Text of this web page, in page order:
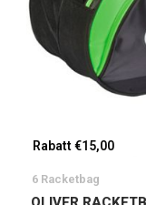
Rabatt €15,00
6 Racketbag